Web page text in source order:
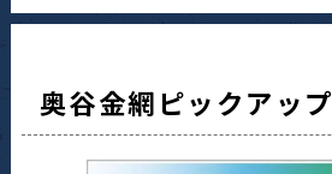
奥谷金網ピックアップ